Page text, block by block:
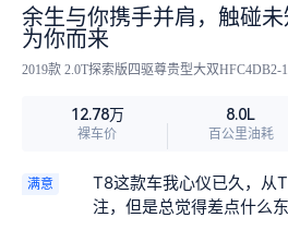
余生与你携手并肩，触碰
为你而来
2019款 2.0T探索版四驱尊贵型大双HFC4DB2-
12.78万
裸车价
8.0L
百公里油耗
满意
T8这款车我心仪已久，从
注，但是总觉得差点什么